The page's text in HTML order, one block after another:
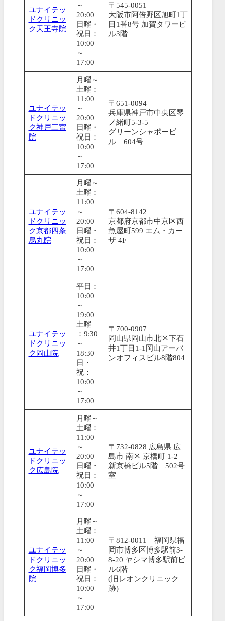
ユナイテッ
ドクリニッ
ク天王寺院
～
20:00
日曜・
祝日：
10:00
～
17:00
〒545-0051
大阪市阿倍野区旭町1丁
目1番8号 加賀タワービ
ル3階
ユナイテッ
ドクリニッ
ク神戸三宮
院
月曜～
土曜：
11:00
～
20:00
日曜・
祝日：
10:00
～
17:00
〒651-0094
兵庫県神戸市中央区琴
ノ緒町5-3-5
グリーンシャポービ
ル 604号
ユナイテッ
ドクリニッ
ク京都四条
烏丸院
月曜～
土曜：
11:00
～
20:00
日曜・
祝日：
10:00
～
17:00
〒604-8142
京都府京都市中京区西
魚屋町599 エム・カー
ザ 4F
ユナイテッ
ドクリニッ
ク岡山院
平日：
10:00
～
19:00
土曜
：9:30
～
18:30
日・
祝：
10:00
～
17:00
〒700-0907
岡山県岡山市北区下石
井1丁目1-1岡山アーバ
ンオフィスビル8階804
ユナイテッ
ドクリニッ
ク広島院
月曜～
土曜：
11:00
～
20:00
日曜・
祝日：
10:00
～
17:00
〒732-0828 広島県 広
島市 南区 京橋町 1-2
新京橋ビル5階 502号
室
ユナイテッ
ドクリニッ
ク福岡博多
院
月曜～
土曜：
11:00
～
20:00
日曜・
祝日：
10:00
～
17:00
〒812-0011 福岡県福
岡市博多区博多駅前3-
8-20 ヤシマ博多駅前ビ
ル6階
(旧レオンクリニック
跡)